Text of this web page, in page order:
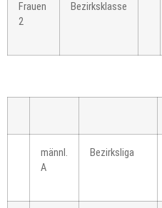
Frauen
2
Bezirksklasse
männl.
A
Bezirksliga